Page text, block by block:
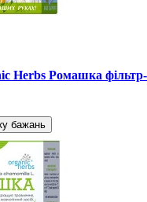
Herbs Ромашка
бажань